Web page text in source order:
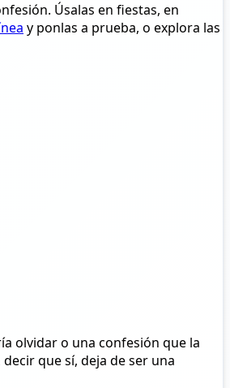
Úsalas en fiestas, en
y ponlas a prueba, o explora las
olvidar o una confesión que la
que sí, deja de ser una